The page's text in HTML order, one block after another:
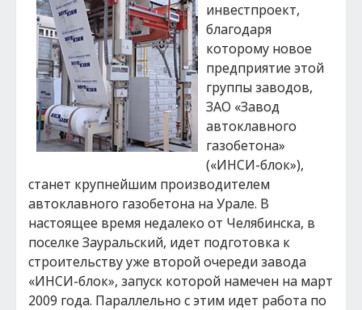
инвестпроект,
благодаря
которому новое
предприятие этой
группы заводов,
ЗАО «Завод
автоклавного
газобетона»
(«ИНСИ-блок»),
станет крупнейшим производителем
автоклавного газобетона на Урале. В
настоящее время недалеко от Челябинска, в
поселке Зауральский, идет подготовка к
строительству уже второй очереди завода
«ИНСИ-блок», запуск которой намечен на март
2009 года. Параллельно с этим идет работа по